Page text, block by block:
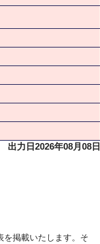
出力日2026年08月08日
を掲載いたします。そ